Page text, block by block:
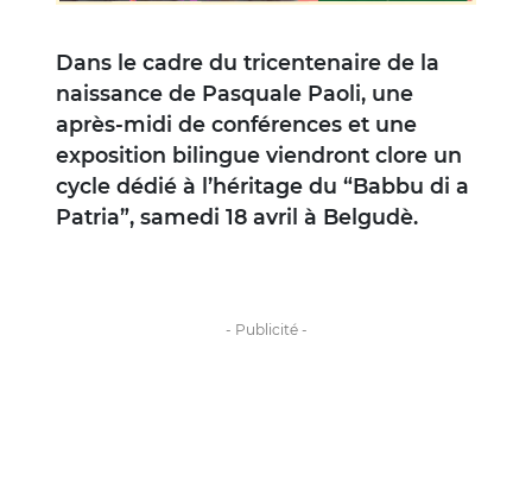
Dans le cadre du tricentenaire de la
naissance de Pasquale Paoli, une
après-midi de conférences et une
exposition bilingue viendront clore un
cycle dédié à l’héritage du “Babbu di a
Patria”, samedi 18 avril à Belgudè.